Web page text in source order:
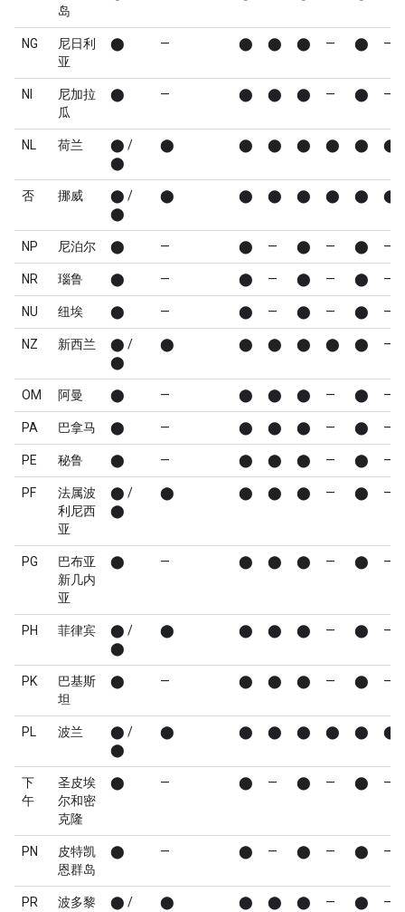
岛
NG
尼日利
亚
⬤ — ⬤ ⬤ ⬤ — ⬤ —
NI
尼加拉
瓜
⬤ — ⬤ ⬤ ⬤ — ⬤ —
NL 荷兰
⬤ /
⬤
⬤ ⬤ ⬤ ⬤ ⬤ ⬤ ⬤
否 挪威
⬤ /
⬤
⬤ ⬤ ⬤ ⬤ ⬤ ⬤ ⬤
NP 尼泊尔 ⬤ — ⬤ — ⬤ — ⬤ —
NR 瑙鲁 ⬤ — ⬤ — ⬤ — ⬤ —
NU 纽埃 ⬤ — ⬤ — ⬤ — ⬤ —
NZ 新西兰
⬤ /
⬤
⬤ ⬤ ⬤ ⬤ ⬤ ⬤ —
OM 阿曼 ⬤ — ⬤ ⬤ ⬤ — ⬤ —
PA 巴拿马 ⬤ — ⬤ ⬤ ⬤ — ⬤ —
PE 秘鲁 ⬤ — ⬤ ⬤ ⬤ — ⬤ —
PF
法属波
利尼西
亚
⬤ /
⬤
⬤ ⬤ ⬤ ⬤ — ⬤ —
PG
巴布亚
新几内
亚
⬤ — ⬤ ⬤ ⬤ — ⬤ —
PH 菲律宾
⬤ /
⬤
⬤ ⬤ ⬤ ⬤ — ⬤ —
PK
巴基斯
坦
⬤ — ⬤ ⬤ ⬤ — ⬤ —
PL 波兰
⬤ /
⬤
⬤ ⬤ ⬤ ⬤ ⬤ ⬤ ⬤
下
午
圣皮埃
尔和密
克隆
⬤ — ⬤ — ⬤ — ⬤ —
PN
皮特凯
恩群岛
⬤ — ⬤ — ⬤ — ⬤ —
PR
波多黎
⬤ /
⬤ ⬤ ⬤ ⬤ — ⬤ —